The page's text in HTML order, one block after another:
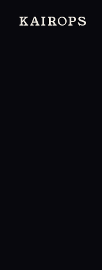
KAIROPS